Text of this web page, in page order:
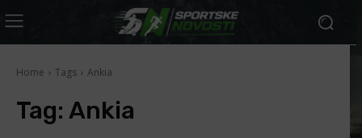
Home Tags Ankia
Tag: Ankia